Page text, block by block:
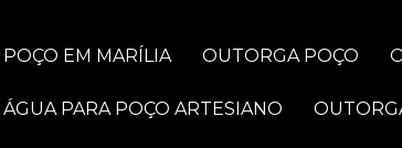
POÇO EM MARÍLIA OUTORGA POÇO
ÁGUA PARA POÇO ARTESIANO